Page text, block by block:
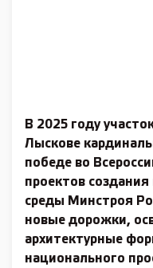
В 2025 году
Лыскове
победе во
проектов
среды Минстроя
новые дорожки,
архитектурные
национального